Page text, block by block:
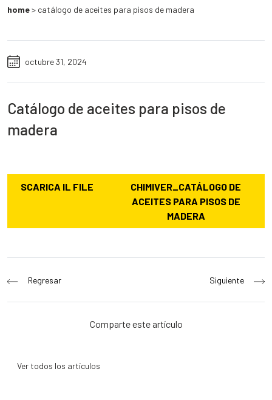
home> catálogo de aceites para pisos de madera
octubre 31, 2024
Catálogo de aceites para pisos de
madera
SCARICA IL FILE
CHIMIVER_CATÁLOGO DE
ACEITES PARA PISOS DE
MADERA
Navegación
de
Regresar Siguiente
Comparte este artículo
Ver todos los artículos